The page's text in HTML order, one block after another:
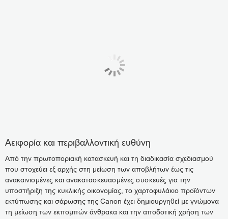
Αειφορία και περιβαλλοντική ευθύνη
Από την πρωτοποριακή κατασκευή και τη διαδικασία σχεδιασμού
που στοχεύει εξ αρχής στη μείωση των αποβλήτων έως τις
ανακαινισμένες και ανακατασκευασμένες συσκευές για την
υποστήριξη της κυκλικής οικονομίας, το χαρτοφυλάκιο προϊόντων
εκτύπωσης και σάρωσης της Canon έχει δημιουργηθεί με γνώμονα
τη μείωση των εκπομπών άνθρακα και την αποδοτική χρήση των